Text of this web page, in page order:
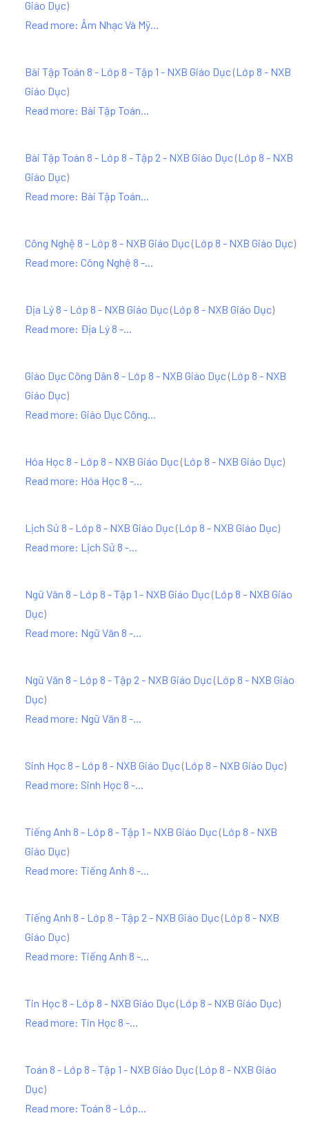
Giáo Dục)
Read more: Âm Nhạc Và Mỹ...
Bài Tập Toán 8 - Lớp 8 - Tập 1 - NXB Giáo Dục(Lớp 8 - NXB
Giáo Dục)
Read more: Bài Tập Toán...
Bài Tập Toán 8 - Lớp 8 - Tập 2 - NXB Giáo Dục(Lớp 8 - NXB
Giáo Dục)
Read more: Bài Tập Toán...
Công Nghệ 8 - Lớp 8 - NXB Giáo Dục(Lớp 8 - NXB Giáo Dục)
Read more: Công Nghệ 8 -...
Địa Lý 8 - Lớp 8 - NXB Giáo Dục(Lớp 8 - NXB Giáo Dục)
Read more: Địa Lý 8 -...
Giáo Dục Công Dân 8 - Lớp 8 - NXB Giáo Dục(Lớp 8 - NXB
Giáo Dục)
Read more: Giáo Dục Công...
Hóa Học 8 - Lớp 8 - NXB Giáo Dục(Lớp 8 - NXB Giáo Dục)
Read more: Hóa Học 8 -...
Lịch Sử 8 - Lớp 8 - NXB Giáo Dục(Lớp 8 - NXB Giáo Dục)
Read more: Lịch Sử 8 -...
Ngữ Văn 8 - Lớp 8 - Tập 1 - NXB Giáo Dục(Lớp 8 - NXB Giáo
Dục)
Read more: Ngữ Văn 8 -...
Ngữ Văn 8 - Lớp 8 - Tập 2 - NXB Giáo Dục(Lớp 8 - NXB Giáo
Dục)
Read more: Ngữ Văn 8 -...
Sinh Học 8 - Lớp 8 - NXB Giáo Dục(Lớp 8 - NXB Giáo Dục)
Read more: Sinh Học 8 -...
Tiếng Anh 8 - Lớp 8 - Tập 1 - NXB Giáo Dục(Lớp 8 - NXB
Giáo Dục)
Read more: Tiếng Anh 8 -...
Tiếng Anh 8 - Lớp 8 - Tập 2 - NXB Giáo Dục(Lớp 8 - NXB
Giáo Dục)
Read more: Tiếng Anh 8 -...
Tin Học 8 - Lớp 8 - NXB Giáo Dục(Lớp 8 - NXB Giáo Dục)
Read more: Tin Học 8 -...
Toán 8 - Lớp 8 - Tập 1 - NXB Giáo Dục(Lớp 8 - NXB Giáo
Dục)
Read more: Toán 8 - Lớp...